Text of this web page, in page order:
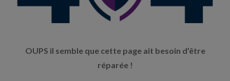
OUPS il semble que cette page ait besoin d’être
réparée !